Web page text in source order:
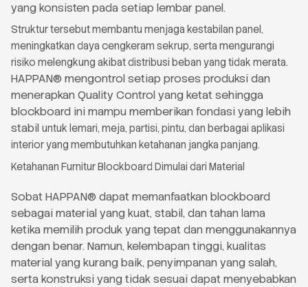
yang konsisten pada setiap lembar panel.
Struktur tersebut membantu menjaga kestabilan panel,
meningkatkan daya cengkeram sekrup, serta mengurangi
risiko melengkung akibat distribusi beban yang tidak merata.
HAPPAN® mengontrol setiap proses produksi dan
menerapkan Quality Control yang ketat sehingga
blockboard ini mampu memberikan fondasi yang lebih
stabil untuk lemari, meja, partisi, pintu, dan berbagai aplikasi
interior yang membutuhkan ketahanan jangka panjang.
Ketahanan Furnitur Blockboard Dimulai dari Material
Sobat HAPPAN® dapat memanfaatkan blockboard
sebagai material yang kuat, stabil, dan tahan lama
ketika memilih produk yang tepat dan menggunakannya
dengan benar. Namun, kelembapan tinggi, kualitas
material yang kurang baik, penyimpanan yang salah,
serta konstruksi yang tidak sesuai dapat menyebabkan